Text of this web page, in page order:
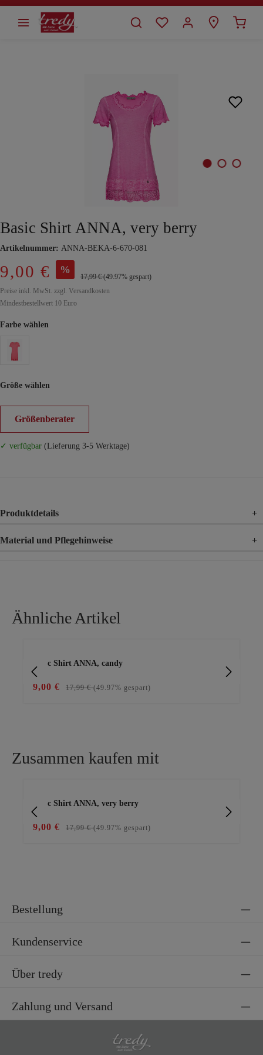
springen
Basic Shirt ANNA, very berry
Artikelnummer: ANNA-BEKA-6-670-081
9,00 € %
17,99 €(49.97% gespart)
Preise inkl. MwSt. zzgl. Versandkosten
Mindestbestellwert 10 Euro
Farbe wählen
Größe wählen
Größenberater
✓ verfügbar (Lieferung 3-5 Werktage)
Produktdetails +
Material und Pflegehinweise +
Ähnliche Artikel
Basic Shirt ANNA, candy
9,00 € 17,99 €(49.97% gespart)
Zusammen kaufen mit
Basic Shirt ANNA, very berry
9,00 € 17,99 €(49.97% gespart)
Bestellung
Kundenservice
Über tredy
Zahlung und Versand